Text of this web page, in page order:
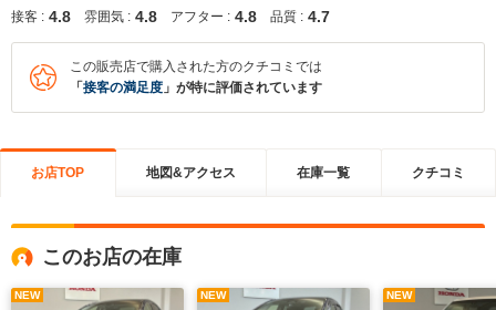
接客 : 4.8 雰囲気 : 4.8 アフター : 4.8 品質 : 4.7
この販売店で購入された方のクチコミでは
「 接客の満足度 」が特に評価されています
お店TOP 地図&アクセス 在庫一覧 クチコミ
このお店の在庫
NEW NEW NEW